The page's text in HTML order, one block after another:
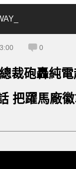
0
裁砲轟純電
把躍馬廠